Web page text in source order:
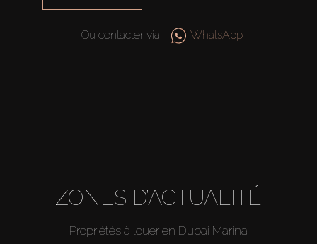
Ou contacter via WhatsApp
ZONES D’ACTUALITÉ
Propriétés à louer en Dubai Marina